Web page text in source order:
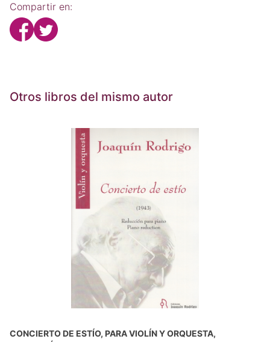
Compartir en:
Otros libros del mismo autor
CONCIERTO DE ESTÍO, PARA VIOLÍN Y ORQUESTA,